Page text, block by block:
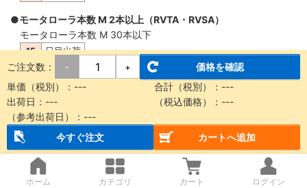
●モータローラ本数 M 2本以上（RVTA・RVSA）
モータローラ本数 M 30本以下
15 日目出荷
モータローラ本数 M 31本以上
19 日目出荷
概要・仕様
【納品に関する注意事項】
ご注文数： - +
価格を確認
単価（税別）： --- 合計（税別）： ---
出荷日： --- （税込価格）： ---
（参考出荷日）： ---
今すぐ注文
カートへ追加
ホーム カテゴリ カート ログイン